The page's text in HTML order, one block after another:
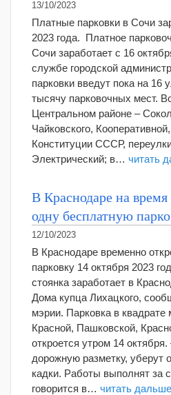
13/10/2023
Платные парковки в Сочи
2023 года. Платное
Сочи заработает с 16
службе городской
парковки введут пока на 16
тысячу парковочных мест.
Центральном районе –
Чайковского,
Конституции СССР,
Электрический; в… читать
В Краснодаре на
одну бесплатную
12/10/2023
В Краснодаре временно
парковку 14 октября 2023
стоянка заработает в
Дома купца Лихацкого,
мэрии. Парковка в
Красной, Пашковской,
откроется утром 14
дорожную разметку, уберут
кадки. Работы выполнят за
говорится в… читать